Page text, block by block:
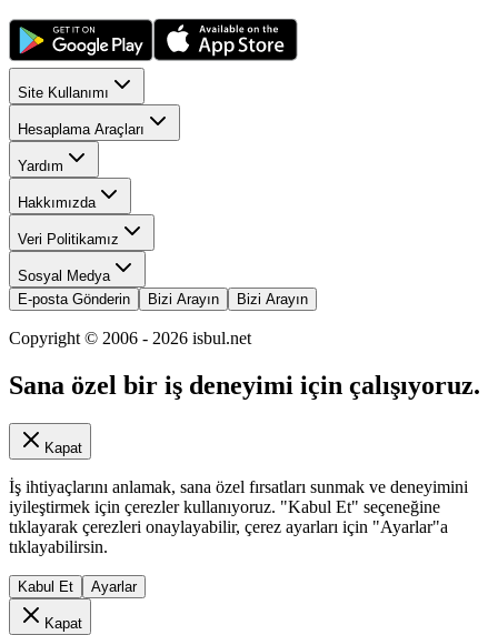
Site Kullanımı
Hesaplama Araçları
Yardım
Hakkımızda
Veri Politikamız
Sosyal Medya
E-posta Gönderin
Bizi Arayın Bizi Arayın
Copyright © 2006 - 2026 isbul.net
Sana özel bir iş deneyimi için çalışıyoruz.
Kapat
İş ihtiyaçlarını anlamak, sana özel fırsatları sunmak ve deneyimini
iyileştirmek için çerezler kullanıyoruz. "Kabul Et" seçeneğine
tıklayarak çerezleri onaylayabilir, çerez ayarları için "Ayarlar"a
tıklayabilirsin.
Kabul Et Ayarlar
Kapat